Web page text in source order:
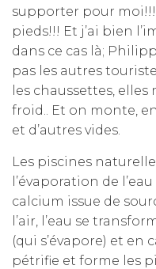
supporter pour
pieds!!! Et j’ai bien
dans ce cas là;
pas les autres
les chaussettes,
froid.. Et on monte,
et d’autres vides.
Les piscines
l’évaporation de
calcium issue de
l’air, l’eau se
(qui s’évapore) et en
pétrifie et forme les